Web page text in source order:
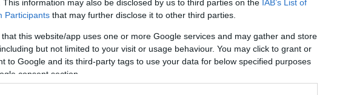
This information may also be disclosed by us to third parties on the IAB’s List of
Participants that may further disclose it to other third parties.
that this website/app uses one or more Google services and may gather and store
but not limited to your visit or usage behaviour. You may click to grant or
to Google and its third-party tags to use your data for below specified purposes
consent section.
όλων όσοι εισέρχονται παράτυπα στην
ασύλου μέσω fast-trackσυνοριακών
ΣΧΕΤΙΚΑ